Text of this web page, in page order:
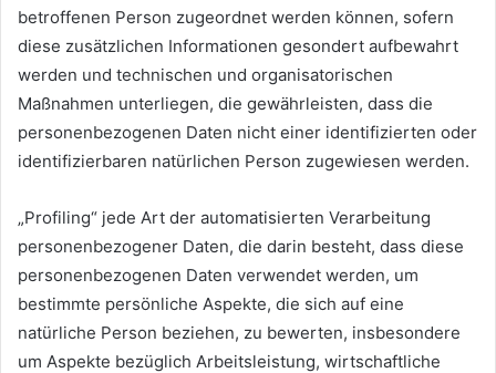
betroffenen Person zugeordnet werden können, sofern
diese zusätzlichen Informationen gesondert aufbewahrt
werden und technischen und organisatorischen
Maßnahmen unterliegen, die gewährleisten, dass die
personenbezogenen Daten nicht einer identifizierten oder
identifizierbaren natürlichen Person zugewiesen werden.
„Profiling“ jede Art der automatisierten Verarbeitung
personenbezogener Daten, die darin besteht, dass diese
personenbezogenen Daten verwendet werden, um
bestimmte persönliche Aspekte, die sich auf eine
natürliche Person beziehen, zu bewerten, insbesondere
um Aspekte bezüglich Arbeitsleistung, wirtschaftliche